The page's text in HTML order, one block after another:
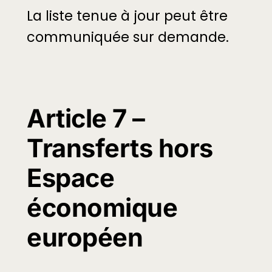
La liste tenue à jour peut être
communiquée sur demande.
Article 7 –
Transferts hors
Espace
économique
européen